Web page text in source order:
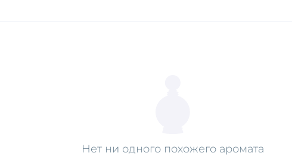
Нет ни одного похожего аромата